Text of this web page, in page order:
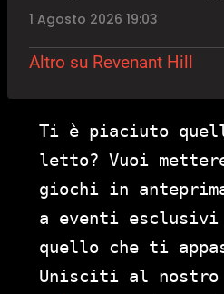
1 Agosto 2026 19:03
Altro su Revenant Hill
Ti è piaciuto
letto? Vuoi
giochi in
a eventi
quello che ti
Unisciti al